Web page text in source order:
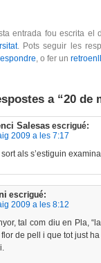
entrada fou escrita el
. Pots seguir les
, o fer un
a “20 de
Salesas escrigué:
2009 a les 7:17
als s’estiguin
escrigué:
2009 a les 8:12
tal com diu en Pla,
de pell i que tot just